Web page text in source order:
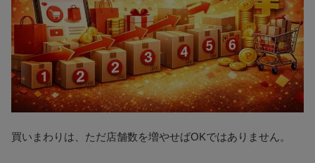
買いまわりは、ただ店舗数を増やせばOKではありません。